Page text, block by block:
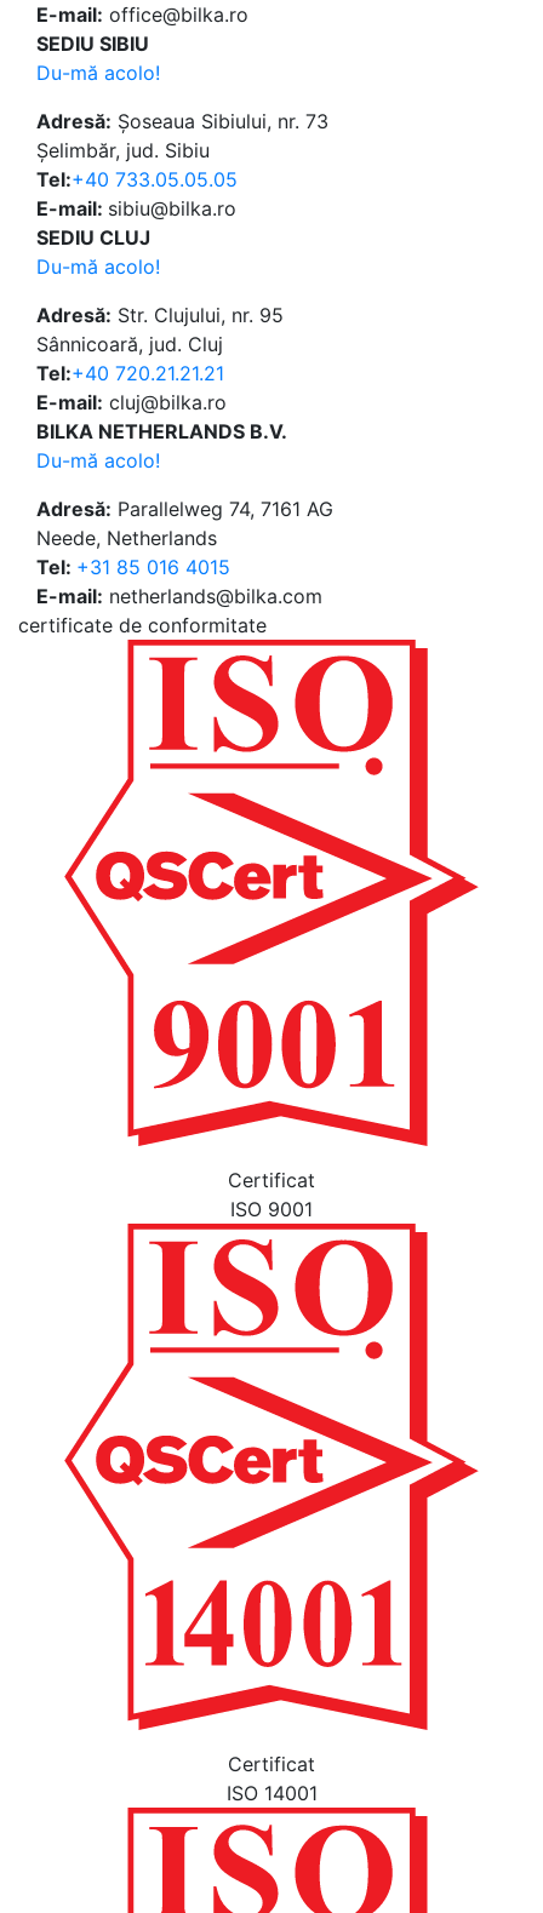
E-mail: office@bilka.ro
SEDIU SIBIU
Du-mă acolo!
Adresă: Șoseaua Sibiului, nr. 73
Șelimbăr, jud. Sibiu
Tel:+40 733.05.05.05
E-mail: sibiu@bilka.ro
SEDIU CLUJ
Du-mă acolo!
Adresă: Str. Clujului, nr. 95
Sânnicoară, jud. Cluj
Tel:+40 720.21.21.21
E-mail: cluj@bilka.ro
BILKA NETHERLANDS B.V.
Du-mă acolo!
Adresă: Parallelweg 74, 7161 AG
Neede, Netherlands
Tel: +31 85 016 4015
E-mail: netherlands@bilka.com
certificate de conformitate
Certificat
ISO 9001
Certificat
ISO 14001